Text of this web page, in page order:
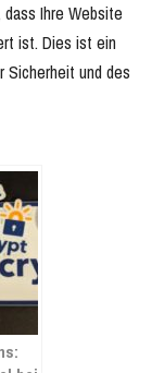
Ihre Website
ist. Dies ist ein
Sicherheit und des